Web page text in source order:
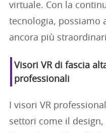
virtuale. Con la
tecnologia, possiamo
ancora più
Visori VR di fascia
professionali
I visori VR
settori come il design,